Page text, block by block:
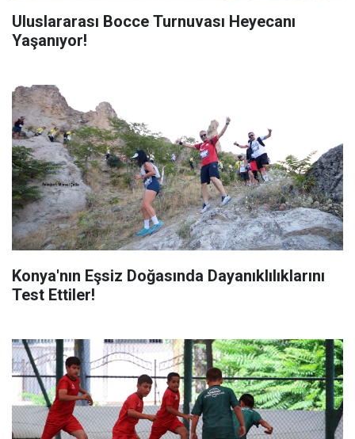
Uluslararası Bocce Turnuvası Heyecanı
Yaşanıyor!
Konya'nın Eşsiz Doğasında Dayanıklılıklarını
Test Ettiler!